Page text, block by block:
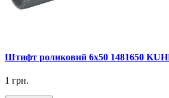
Штифт роликовий 6x50 1481650
1 грн.